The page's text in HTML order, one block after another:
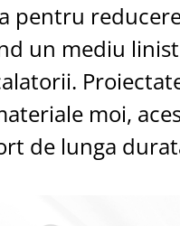
par
pentru
un mediu
moi,
de lunga